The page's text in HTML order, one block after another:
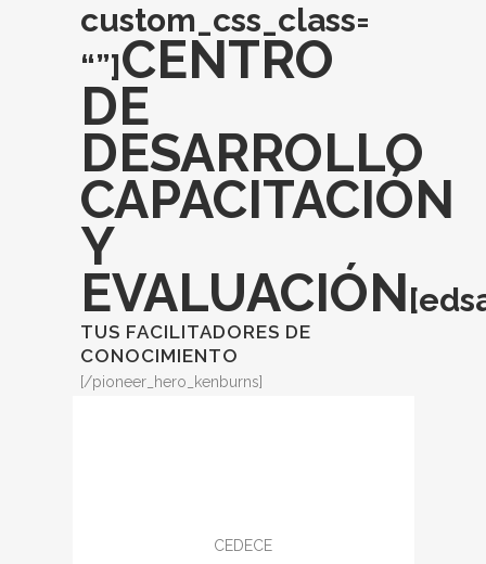
custom_css_class=
“”]CENTRO
DE
DESARROLLO
CAPACITACIÓN
Y
EVALUACIÓN
TUS FACILITADORES DE
CONOCIMIENTO
[/pioneer_hero_kenburns]
CEDECE